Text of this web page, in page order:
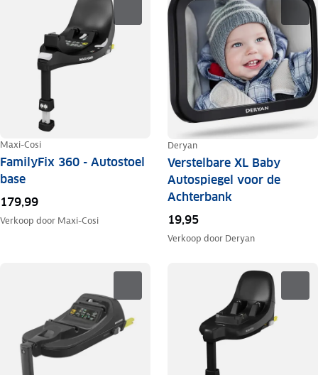
Maxi-Cosi
FamilyFix 360 - Autostoel
base
179,99
Verkoop door Maxi-Cosi
Deryan
Verstelbare XL Baby
Autospiegel voor de
Achterbank
19,95
Verkoop door Deryan